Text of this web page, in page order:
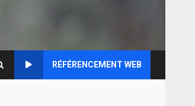
RÉFÉRENCEMENT WEB